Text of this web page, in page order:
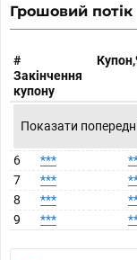
Грошовий потік
#
Закінчення
купону
Показати
6 ***
7
***
8
***
9
***